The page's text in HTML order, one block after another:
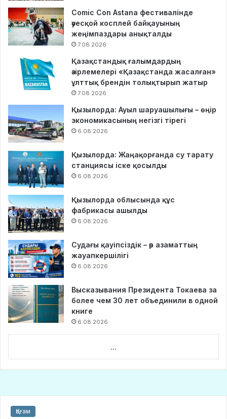
Comic Con Astana фестивалінде
әуесқой косплей байқауының
жеңімпаздары анықталды
7.08.2026
Қазақстандық ғалымдардың
әзірлемелері «Қазақстанда жасалған»
ұлттық брендін толықтырып жатыр
7.08.2026
Қызылорда: Ауыл шаруашылығы – өңір
экономикасының негізгі тірегі
6.08.2026
Қызылорда: Жаңақорғанда су тарату
станциясы іске қосылды
6.08.2026
Қызылорда облысында құс
фабрикасы ашылды
6.08.2026
Судағы қауіпсіздік – әр азаматтың
жауапкершілігі
6.08.2026
Высказывания Президента Токаева за
более чем 30 лет объединили в одной
книге
6.08.2026
...